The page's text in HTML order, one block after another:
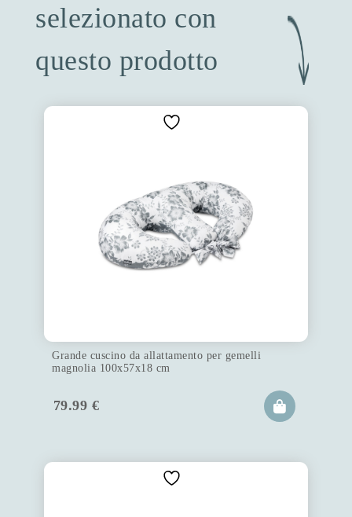
selezionato con
questo prodotto
Grande cuscino da allattamento per gemelli
magnolia 100x57x18 cm
79.99 €